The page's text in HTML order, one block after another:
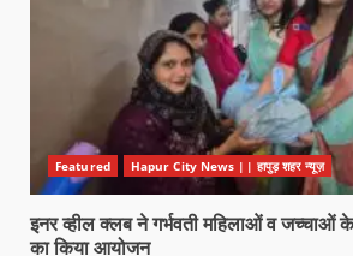
Featured Hapur City News || हापुड़ शहर न्यूज़
इनर व्हील क्लब ने गर्भवती महिलाओं व जच्चाओं के
का किया आयोजन